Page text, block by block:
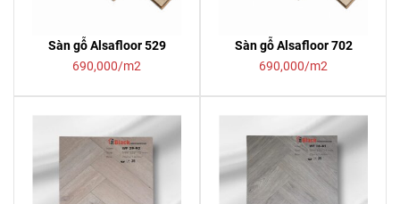
Sàn gỗ Alsafloor 529
690,000/m2
Sàn gỗ Alsafloor 702
690,000/m2